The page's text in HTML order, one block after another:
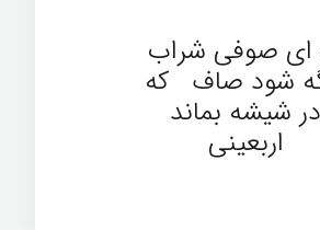
ای صوفی شراب
شود صاف که
در شیشه بماند
اربعینی